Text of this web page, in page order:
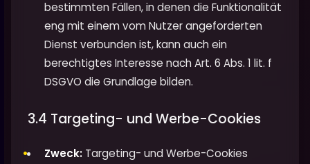
bestimmten Fällen, in denen die Funktionalität
eng mit einem vom Nutzer angeforderten
Dienst verbunden ist, kann auch ein
berechtigtes Interesse nach Art. 6 Abs. 1 lit. f
DSGVO die Grundlage bilden.
3.4 Targeting- und Werbe-Cookies
Zweck: Targeting- und Werbe-Cookies